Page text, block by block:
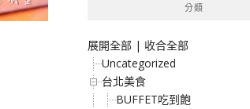
分類
展開全部 | 收合全部
Uncategorized
台北美食
BUFFET吃到飽